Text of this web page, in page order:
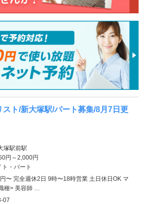
スト/新大塚駅/パート募集/8月7日更
塚駅前駅
円～2,000円
ト・パート
〜 完全週休2日 9時〜18時営業 土日休日OK マ
種> 美容師 …
07